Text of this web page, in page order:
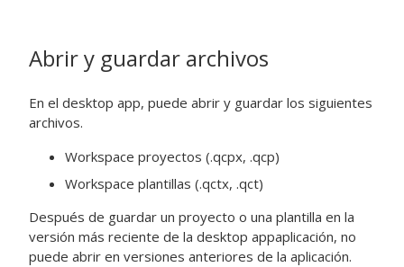
Abrir y guardar archivos
En el desktop app, puede abrir y guardar los siguientes
archivos.
Workspace proyectos (.qcpx, .qcp)
Workspace plantillas (.qctx, .qct)
Después de guardar un proyecto o una plantilla en la
versión más reciente de la desktop appaplicación, no
puede abrir en versiones anteriores de la aplicación.